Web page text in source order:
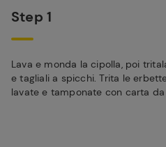
Step 1
Lava e monda la cipolla, poi
e tagliali a spicchi. Trita le
lavate e tamponate con carta